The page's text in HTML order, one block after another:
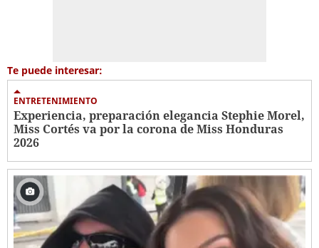
Te puede interesar:
ENTRETENIMIENTO
Experiencia, preparación elegancia Stephie Morel,
Miss Cortés va por la corona de Miss Honduras
2026